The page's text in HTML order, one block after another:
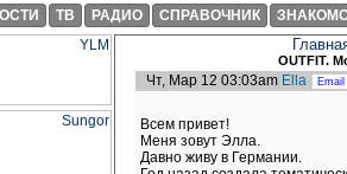
ТВ РАДИО СПРАВОЧНИК
OUTFIT.
Чт, Мар 12 03:03am Ella
Всем привет!
Меня зовут Элла.
Давно живу в Германии.